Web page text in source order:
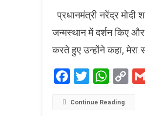
प्रधानमंत्री नरेंद्र मोदी
जन्मस्थान में दर्शन किए
करते हुए उन्होंने कहा,
Facebook
Twitter
Continue Reading